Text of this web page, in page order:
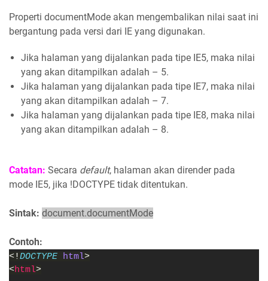
Properti documentMode akan mengembalikan nilai saat ini
bergantung pada versi dari IE yang digunakan.
Jika halaman yang dijalankan pada tipe IE5, maka nilai
yang akan ditampilkan adalah – 5.
Jika halaman yang dijalankan pada tipe IE7, maka nilai
yang akan ditampilkan adalah – 7.
Jika halaman yang dijalankan pada tipe IE8, maka nilai
yang akan ditampilkan adalah – 8.
Catatan: Secara default, halaman akan dirender pada
mode IE5, jika !DOCTYPE tidak ditentukan.
Sintak: document.documentMode
Contoh:
<!DOCTYPE html>
<html>